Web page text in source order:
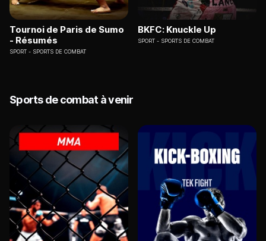
Tournoi de Paris de Sumo
- Résumés
SPORT SPORTS DE COMBAT
BKFC: Knuckle Up
SPORT SPORTS DE COMBAT
Sports de combat à venir